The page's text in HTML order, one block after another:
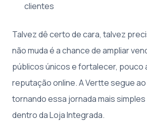
clientes
Talvez dê certo de cara, talvez
não muda é a chance de ampliar
públicos únicos e fortalecer, pouco
reputação online. A Vertte segue ao
tornando essa jornada mais
dentro da Loja Integrada.